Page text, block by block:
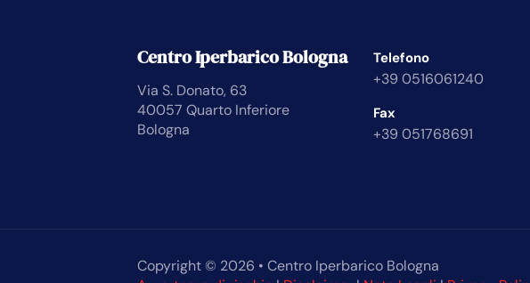
Centro Iperbarico Bologna
Via S. Donato, 63
40057 Quarto Inferiore
Bologna
Telefono
+39 0516061240
Fax
+39 051768691
Copyright © 2026 • Centro Iperbarico Bologna